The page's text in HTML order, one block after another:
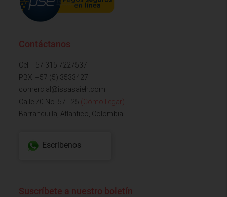
Contáctanos
Cel: +57 315 7227537
PBX: +57 (5) 3533427
comercial@issasaieh.com
Calle 70 No. 57 - 25 (Cómo llegar)
Barranquilla, Atlantico, Colombia
Escríbenos
Suscríbete a nuestro boletín